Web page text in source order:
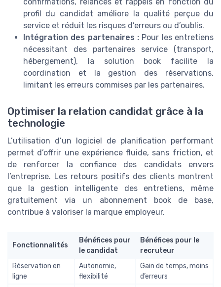
profil du candidat améliore la qualité perçue du
service et réduit les risques d’erreurs ou d’oublis.
Intégration des partenaires : Pour les entretiens
nécessitant des partenaires service (transport,
hébergement), la solution book facilite la
coordination et la gestion des réservations,
limitant les erreurs commises par les partenaires.
Optimiser la relation candidat grâce à la
technologie
L’utilisation d’un logiciel de planification performant
permet d’offrir une expérience fluide, sans friction, et
de renforcer la confiance des candidats envers
l’entreprise. Les retours positifs des clients montrent
que la gestion intelligente des entretiens, même
gratuitement via un abonnement book de base,
contribue à valoriser la marque employeur.
Fonctionnalités
Bénéfices pour
le candidat
Bénéfices pour le
recruteur
Réservation en
ligne
Autonomie,
flexibilité
Gain de temps, moins
d’erreurs